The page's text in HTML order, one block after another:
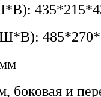
боковая и